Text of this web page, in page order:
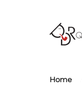
Home